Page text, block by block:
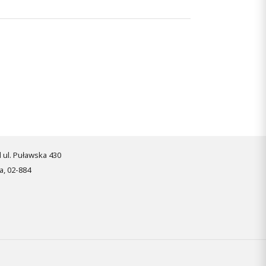
Puławska 430
02-884